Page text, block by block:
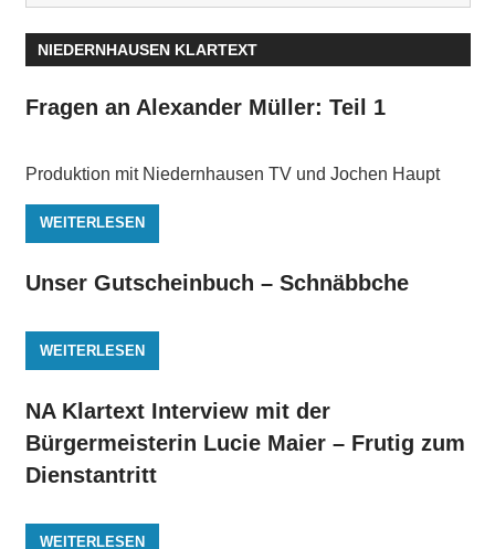
NIEDERNHAUSEN KLARTEXT
Fragen an Alexander Müller: Teil 1
Produktion mit Niedernhausen TV und Jochen Haupt
WEITERLESEN
Unser Gutscheinbuch – Schnäbbche
WEITERLESEN
NA Klartext Interview mit der
Bürgermeisterin Lucie Maier – Frutig zum
Dienstantritt
WEITERLESEN